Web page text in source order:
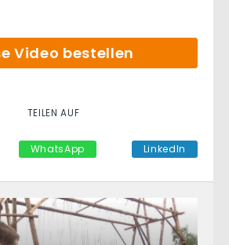
Video bestellen
TEILEN AUF
WhatsApp LinkedIn